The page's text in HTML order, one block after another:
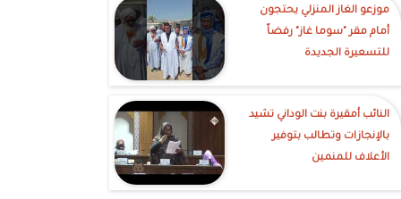
موزعو الغاز المنزلي يحتجون
أمام مقر "سوما غاز" رفضاً
للتسعيرة الجديدة
النائب أمقيرة بنت الوداني تشيد
بالإنجازات وتطالب بتوفير
الأعلاف للمنمين